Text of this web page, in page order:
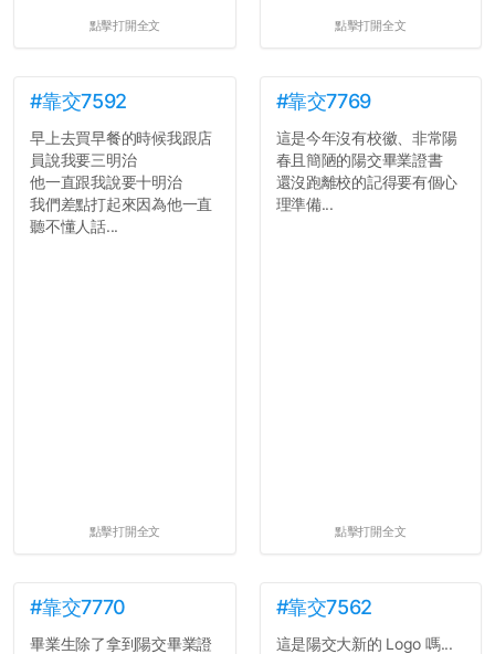
點擊打開全文 點擊打開全文
#靠交7592
早上去買早餐的時候我跟店
員說我要三明治
他一直跟我說要十明治
我們差點打起來因為他一直
聽不懂人話...
點擊打開全文
#靠交7769
這是今年沒有校徽、非常陽
春且簡陋的陽交畢業證書
還沒跑離校的記得要有個心
理準備...
點擊打開全文
#靠交7770
畢業生除了拿到陽交畢業證
#靠交7562
這是陽交大新的 Logo 嗎...